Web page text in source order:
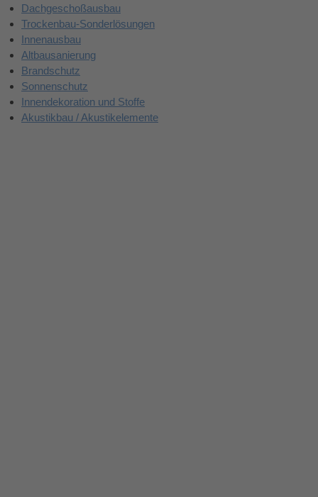
Dachgeschoßausbau
Trockenbau-Sonderlösungen
Innenausbau
Altbausanierung
Brandschutz
Sonnenschutz
Innendekoration und Stoffe
Akustikbau / Akustikelemente